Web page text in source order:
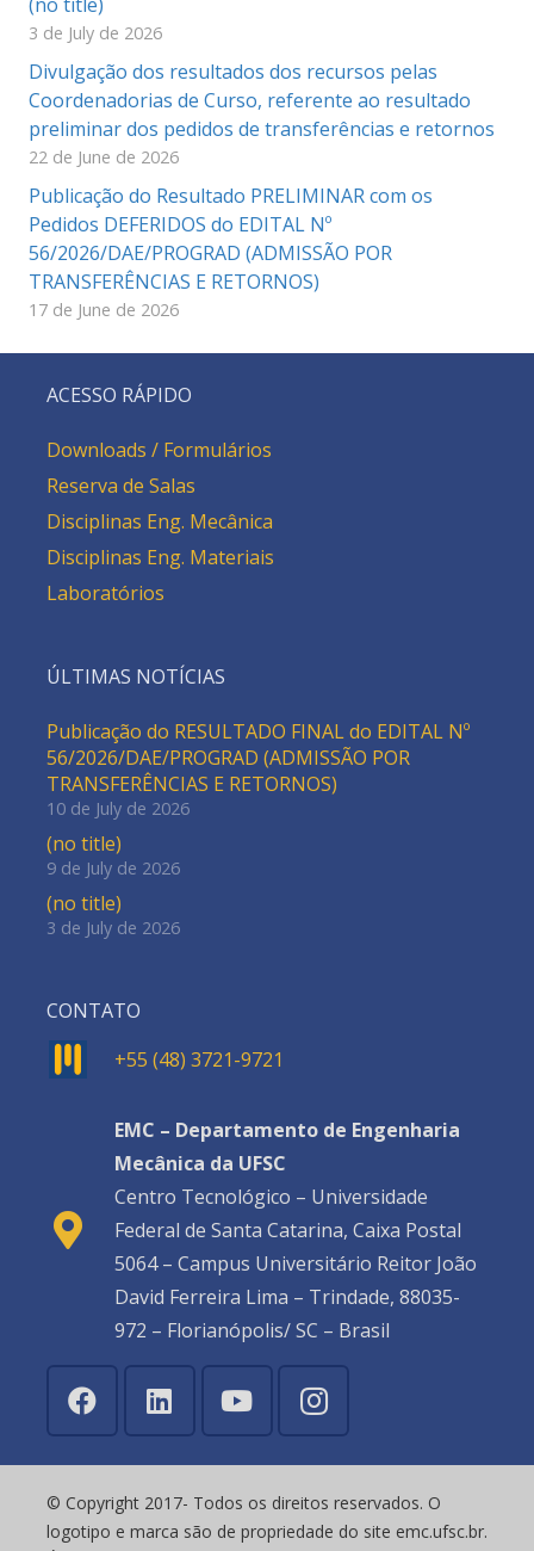
3 de July de 2026
Divulgação dos resultados dos recursos pelas
Coordenadorias de Curso, referente ao resultado
preliminar dos pedidos de transferências e retornos
22 de June de 2026
Publicação do Resultado PRELIMINAR com os
Pedidos DEFERIDOS do EDITAL Nº
56/2026/DAE/PROGRAD (ADMISSÃO POR
TRANSFERÊNCIAS E RETORNOS)
17 de June de 2026
ACESSO RÁPIDO
Downloads / Formulários
Reserva de Salas
Disciplinas Eng. Mecânica
Disciplinas Eng. Materiais
Laboratórios
ÚLTIMAS NOTÍCIAS
Publicação do RESULTADO FINAL do EDITAL Nº
56/2026/DAE/PROGRAD (ADMISSÃO POR
TRANSFERÊNCIAS E RETORNOS)
10 de July de 2026
(no title)
9 de July de 2026
(no title)
3 de July de 2026
CONTATO
+55 (48) 3721-9721
EMC – Departamento de Engenharia
Mecânica da UFSC
Centro Tecnológico – Universidade
Federal de Santa Catarina, Caixa Postal
5064 – Campus Universitário Reitor João
David Ferreira Lima – Trindade, 88035-
972 – Florianópolis/ SC – Brasil
© Copyright 2017- Todos os direitos reservados. O
logotipo e marca são de propriedade do site emc.ufsc.br.